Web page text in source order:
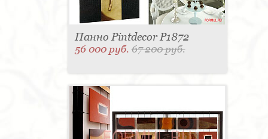
Панно Pintdecor P1872
56 000 руб.67 200 руб.